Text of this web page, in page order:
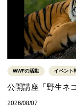
WWFの活動 イベント
公開講座「野生ネ
2026/08/07